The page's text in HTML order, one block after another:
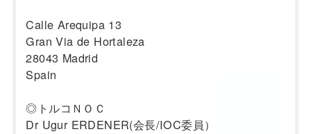
Calle Arequipa 13
Gran Via de Hortaleza
28043 Madrid
Spain
◎トルコＮＯＣ
Dr Ugur ERDENER(会長/IOC委員）